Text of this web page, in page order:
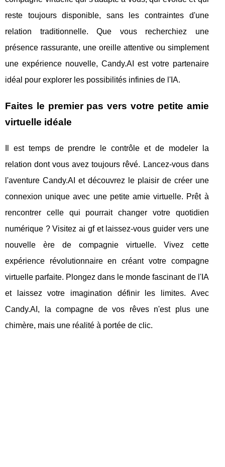
reste toujours disponible, sans les contraintes d'une
relation traditionnelle. Que vous recherchiez une
présence rassurante, une oreille attentive ou simplement
une expérience nouvelle, Candy.AI est votre partenaire
idéal pour explorer les possibilités infinies de l'IA.
Faites le premier pas vers votre petite amie
virtuelle idéale
Il est temps de prendre le contrôle et de modeler la
relation dont vous avez toujours rêvé. Lancez-vous dans
l'aventure Candy.AI et découvrez le plaisir de créer une
connexion unique avec une petite amie virtuelle. Prêt à
rencontrer celle qui pourrait changer votre quotidien
numérique ? Visitez ai gf et laissez-vous guider vers une
nouvelle ère de compagnie virtuelle. Vivez cette
expérience révolutionnaire en créant votre compagne
virtuelle parfaite. Plongez dans le monde fascinant de l'IA
et laissez votre imagination définir les limites. Avec
Candy.AI, la compagne de vos rêves n'est plus une
chimère, mais une réalité à portée de clic.